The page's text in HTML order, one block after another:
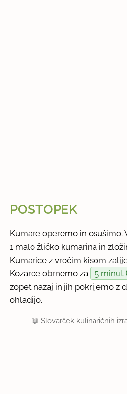
POSTOPEK
Kumare operemo in osušimo.
1 malo žličko kumarina in
Kumarice z vročim kisom
Kozarce obrnemo za
5 minut
zopet nazaj in jih pokrijemo z
ohladijo.
📖Slovarček kulinaričnih